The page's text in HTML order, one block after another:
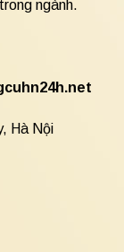
ngành.
Hà Nội